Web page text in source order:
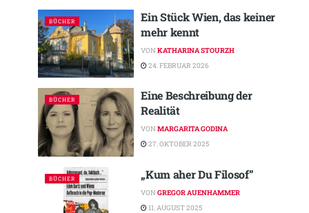
BÜCHER
Ein Stück Wien, das keiner
mehr kennt
VON KATHARINA STOURZH
24. FEBRUAR 2026
BÜCHER
Eine Beschreibung der
Realität
VON MARGARITA GODINA
27. OKTOBER 2025
BÜCHER „Kum aher Du Filosof”
VON GREGOR AUENHAMMER
11. AUGUST 2025